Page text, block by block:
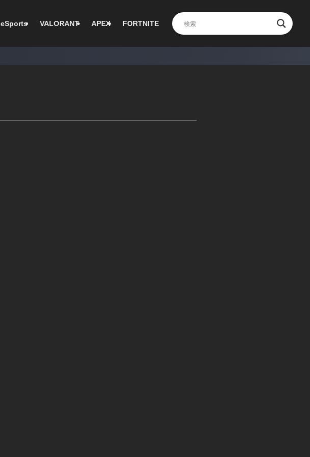
eSports VALORANT APEX FORTNITE